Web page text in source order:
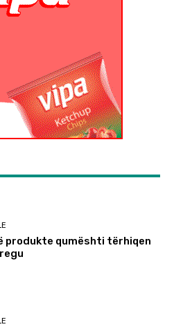
produkte qumështi tërhiqen